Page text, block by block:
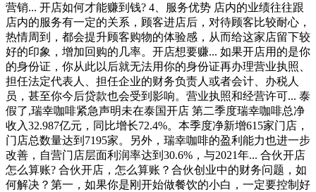
营销... 开店如何才能赚到钱? 4、服务优势 店内的业绩往往跟
店内的服务有一定的关系，顾客进店后，对待顾客比较耐心，
热情周到，都会提升顾客购物的体验感，从而给这家店留下较
好的印象，增加回购的几率。开店想要赚... 如果开店用的是你
的身份证，你从此以后就无法用你的身份证再办理营业执照、
担任法定代表人、担任企业的财务负责人或者会计、办税人
员，甚至你今后贷款也会受到影响。营业执照和经营许可... 泰
假了,瑞幸咖啡紧急声明未在泰国开店 第二季度瑞幸咖啡总净
收入32.987亿元，同比增长72.4%。本季度净新增615家门店，
门店总数量达到7195家。另外，瑞幸咖啡的盈利能力也进一步
改善，自营门店层面利润率达到30.6%，与2021年... 合伙开店
怎么算账? 合伙开店，怎么算账？合伙创业中的财务问题，如
何解决？第一，如果你是刚开始做餐饮的小白，一定要控制好